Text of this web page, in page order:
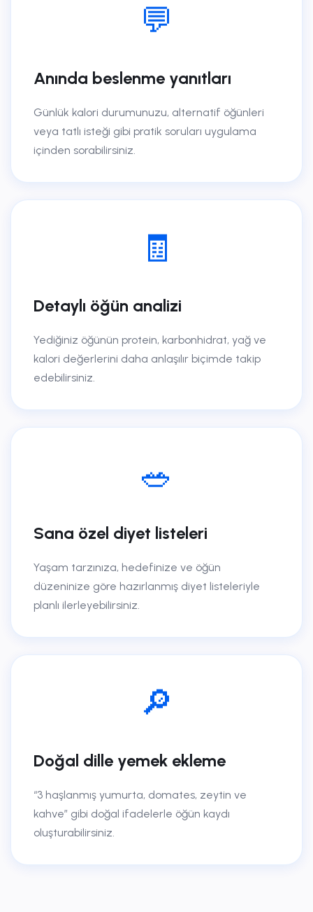
💬
Anında beslenme yanıtları
Günlük kalori durumunuzu, alternatif öğünleri
veya tatlı isteği gibi pratik soruları uygulama
içinden sorabilirsiniz.
🧾
Detaylı öğün analizi
Yediğiniz öğünün protein, karbonhidrat, yağ ve
kalori değerlerini daha anlaşılır biçimde takip
edebilirsiniz.
🥗
Sana özel diyet listeleri
Yaşam tarzınıza, hedefinize ve öğün
düzeninize göre hazırlanmış diyet listeleriyle
planlı ilerleyebilirsiniz.
🔎
Doğal dille yemek ekleme
“3 haşlanmış yumurta, domates, zeytin ve
kahve” gibi doğal ifadelerle öğün kaydı
oluşturabilirsiniz.